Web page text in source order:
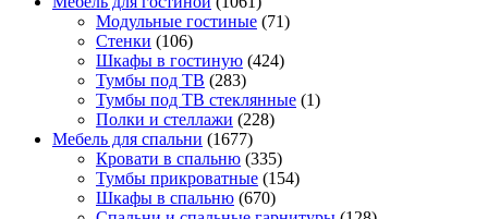
Модульные гостиные (71)
Стенки (106)
Шкафы в гостиную (424)
Тумбы под ТВ (283)
Тумбы под ТВ стеклянные (1)
Полки и стеллажи (228)
Мебель для спальни (1677)
Кровати в спальню (335)
Тумбы прикроватные (154)
Шкафы в спальню (670)